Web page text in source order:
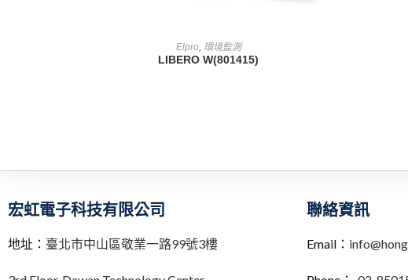
查看內容
Elpro, 環境監測
LIBERO W(801415)
宏虹電子科技有限公司
地址： 臺北市中山區敬業一路99號3樓
聯絡資訊
Email：